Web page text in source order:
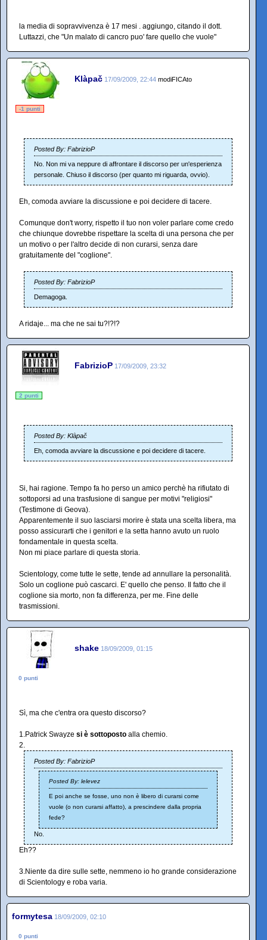
la media di sopravvivenza è 17 mesi . aggiungo, citando il dott.
Luttazzi, che "Un malato di cancro puo' fare quello che vuole"
Klàpač 17/09/2009, 22:44 modiFICAto
-1 punti
Posted By: FabrizioP
No. Non mi va neppure di affrontare il discorso per un'esperienza
personale. Chiuso il discorso (per quanto mi riguarda, ovvio).
Eh, comoda avviare la discussione e poi decidere di tacere.
Comunque don't worry, rispetto il tuo non voler parlare come credo
che chiunque dovrebbe rispettare la scelta di una persona che per
un motivo o per l'altro decide di non curarsi, senza dare
gratuitamente del "coglione".
Posted By: FabrizioP
Demagoga.
A ridaje... ma che ne sai tu?!?!?
FabrizioP 17/09/2009, 23:32
2 punti
Posted By: Klàpač
Eh, comoda avviare la discussione e poi decidere di tacere.
Si, hai ragione. Tempo fa ho perso un amico perchè ha rifiutato di
sottoporsi ad una trasfusione di sangue per motivi "religiosi"
(Testimone di Geova).
Apparentemente il suo lasciarsi morire è stata una scelta libera, ma
posso assicurarti che i genitori e la setta hanno avuto un ruolo
fondamentale in questa scelta.
Non mi piace parlare di questa storia.
Scientology, come tutte le sette, tende ad annullare la personalità.
Solo un coglione può cascarci. E' quello che penso. Il fatto che il
coglione sia morto, non fa differenza, per me. Fine delle
trasmissioni.
shake 18/09/2009, 01:15
0 punti
Sì, ma che c'entra ora questo discorso?
1.Patrick Swayze si è sottoposto alla chemio.
2.
Posted By: FabrizioP
Posted By: lelevez
E poi anche se fosse, uno non è libero di curarsi come
vuole (o non curarsi affatto), a prescindere dalla propria
fede?
No.
Eh??
3.Niente da dire sulle sette, nemmeno io ho grande considerazione
di Scientology e roba varia.
formytesa 18/09/2009, 02:10
0 punti